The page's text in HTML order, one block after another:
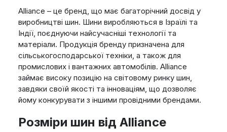
Alliance – це бренд, що має багаторічний досвід у
виробництві шин. Шини виробляються в Ізраїлі та
Індії, поєднуючи найсучасніші технології та
матеріали. Продукція бренду призначена для
сільськогосподарської техніки, а також для
промислових і вантажних автомобілів. Alliance
займає високу позицію на світовому ринку шин,
завдяки своїй якості та інноваціям, що дозволяє
йому конкурувати з іншими провідними брендами.
Розміри шин від Alliance